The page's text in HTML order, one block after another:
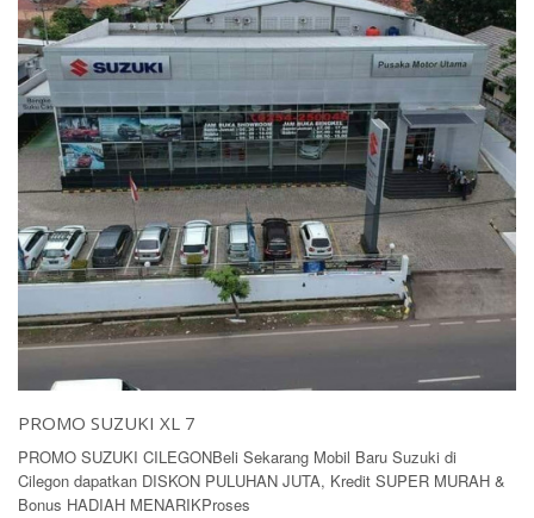
PROMO SUZUKI XL 7
PROMO SUZUKI CILEGONBeli Sekarang Mobil Baru Suzuki di
Cilegon dapatkan DISKON PULUHAN JUTA, Kredit SUPER MURAH &
Bonus HADIAH MENARIKProses